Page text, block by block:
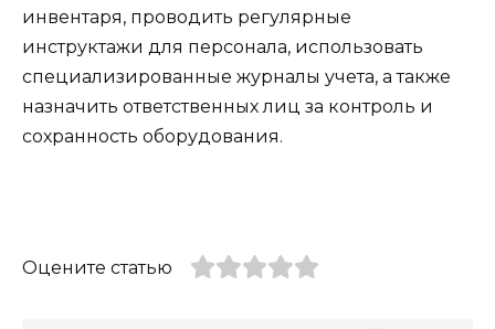
инвентаря, проводить регулярные
инструктажи для персонала, использовать
специализированные журналы учета, а также
назначить ответственных лиц за контроль и
сохранность оборудования.
Оцените статью